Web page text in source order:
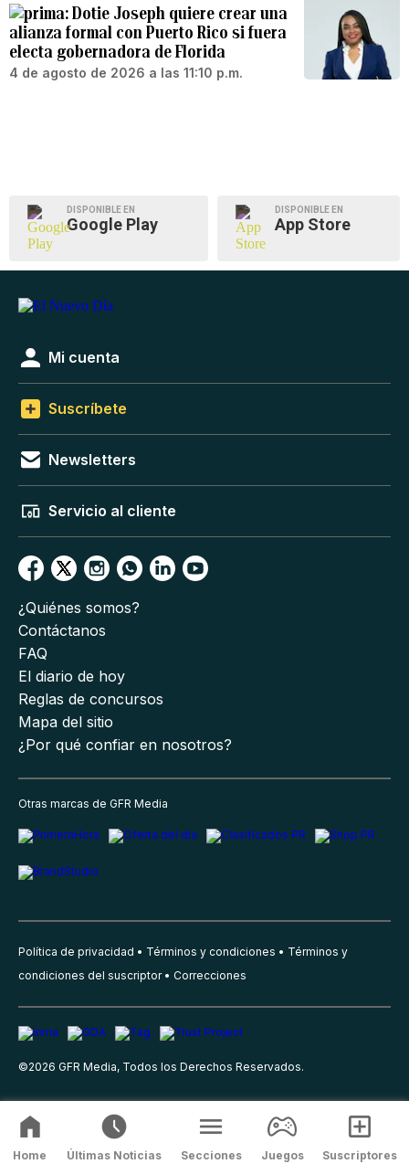
Dotie Joseph quiere crear una
alianza formal con Puerto Rico si fuera
electa gobernadora de Florida
4 de agosto de 2026 a las 11:10 p.m.
DISPONIBLE EN
Google Play
DISPONIBLE EN
App Store
Mi cuenta
Suscríbete
Newsletters
Servicio al cliente
¿Quiénes somos?
Contáctanos
FAQ
El diario de hoy
Reglas de concursos
Mapa del sitio
¿Por qué confiar en nosotros?
Otras marcas de GFR Media
Política de privacidad Términos y condiciones
Términos y
condiciones del suscriptor
Correcciones
©2026 GFR Media, Todos los Derechos Reservados.
Home Últimas Noticias Secciones Juegos Suscriptores